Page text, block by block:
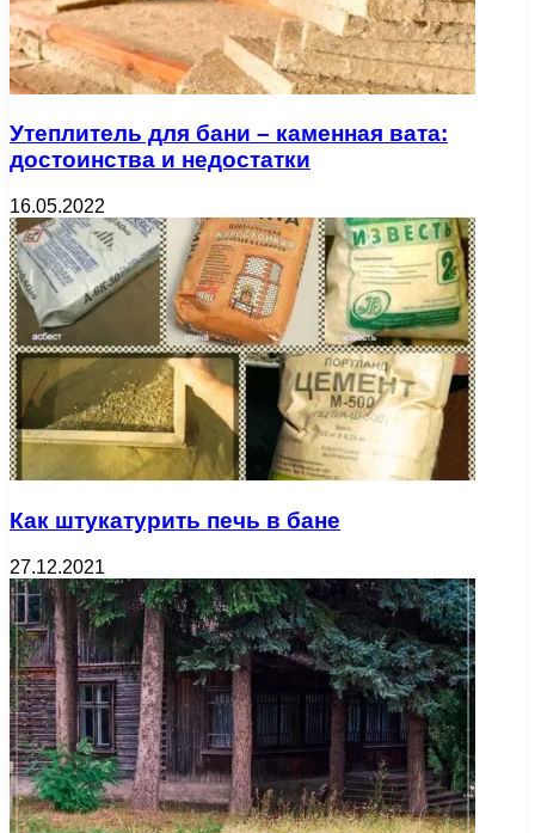
Утеплитель для бани – каменная вата:
достоинства и недостатки
16.05.2022
Как штукатурить печь в бане
27.12.2021